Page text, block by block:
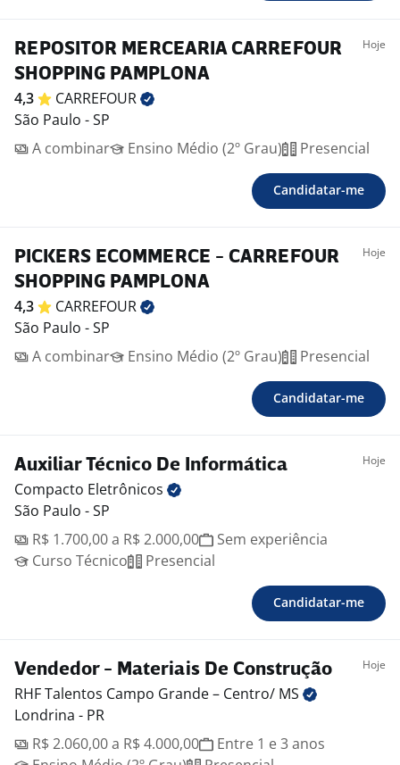
REPOSITOR MERCEARIA CARREFOUR
SHOPPING PAMPLONA
Hoje
4,3
CARREFOUR
São Paulo - SP
A combinar
Ensino Médio (2º Grau) Presencial
Candidatar-me
PICKERS ECOMMERCE - CARREFOUR
SHOPPING PAMPLONA
Hoje
4,3
CARREFOUR
São Paulo - SP
A combinar
Ensino Médio (2º Grau) Presencial
Candidatar-me
Auxiliar Técnico De Informática Hoje
Compacto Eletrônicos
São Paulo - SP
R$ 1.700,00 a R$ 2.000,00
Sem experiência
Curso Técnico
Presencial
Candidatar-me
Vendedor - Materiais De Construção Hoje
RHF Talentos Campo Grande – Centro/ MS
Londrina - PR
R$ 2.060,00 a R$ 4.000,00
Entre 1 e 3 anos